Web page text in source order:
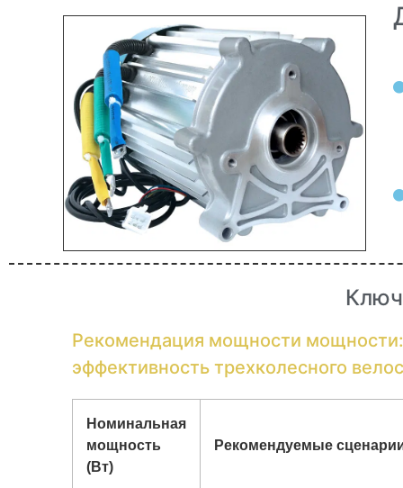
Рекомендация мощности
эффективность трехколесного
Номинальная
мощность
(Вт)
Рекомендуемые